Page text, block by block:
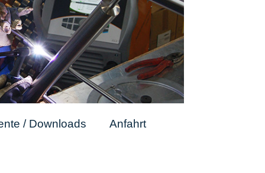
/ Downloads Anfahrt